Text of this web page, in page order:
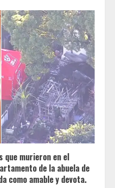
que murieron en el
de la abuela de
como amable y devota.